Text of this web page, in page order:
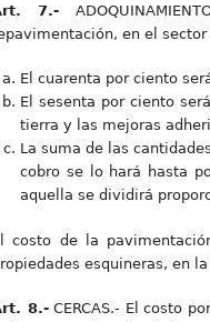
7.-
en el
El cuarenta por ciento
El sesenta por ciento
tierra y las mejoras
La suma de las
cobro se lo hará hasta
aquella se dividirá
costo de la
esquineras, en
8.-CERCAS.- El costo